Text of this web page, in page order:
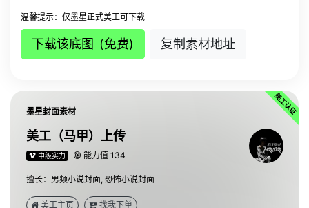
温馨提示：仅墨星正式美工可下载
下载该底图 (免费) 复制素材地址
墨星封面素材
美工（马甲）上传
中级实力 能力值 134
擅长：男频小说封面, 恐怖小说封面
美工主页 找我下单
该美工上传了
小说封面素材图 素材ID:45187